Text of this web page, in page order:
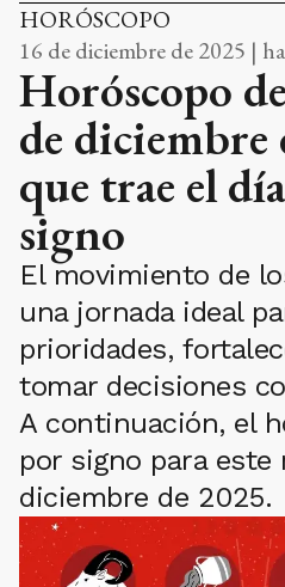
HORÓSCOPO
16 de diciembre de 2025 |
Horóscopo
de diciembre
que trae el
signo
El movimiento de
una jornada ideal
prioridades,
tomar decisiones
A continuación, el
por signo para este
diciembre de 2025.